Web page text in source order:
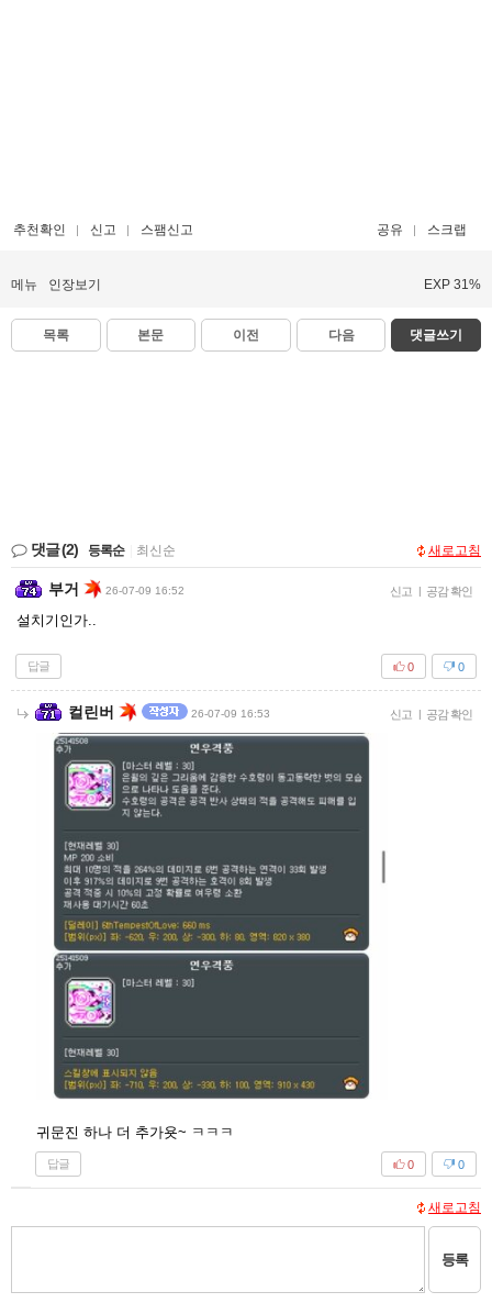
추천확인 신고 스팸신고 공유 스크랩
메뉴 인장보기 EXP 31%
목록 본문 이전 다음 댓글쓰기
댓글(2) 등록순 최신순 새로고침
부거 26-07-09 16:52 신고 | 공감 확인
설치기인가..
답글 0
0
컬린버 26-07-09 16:53 신고 | 공감 확인
귀문진 하나 더 추가욧~ ㅋㅋㅋ
답글 0
0
새로고침
등록